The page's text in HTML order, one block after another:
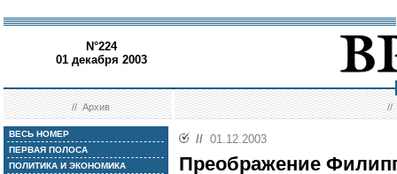
N°224
01 декабря 2003
//Архив //
ВЕСЬ НОМЕР
ПЕРВАЯ ПОЛОСА
ПОЛИТИКА И ЭКОНОМИКА
// 01.12.2003
Преображение